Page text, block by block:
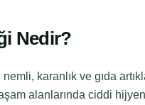
Nedir?
nemli, karanlık ve gıda
alanlarında ciddi